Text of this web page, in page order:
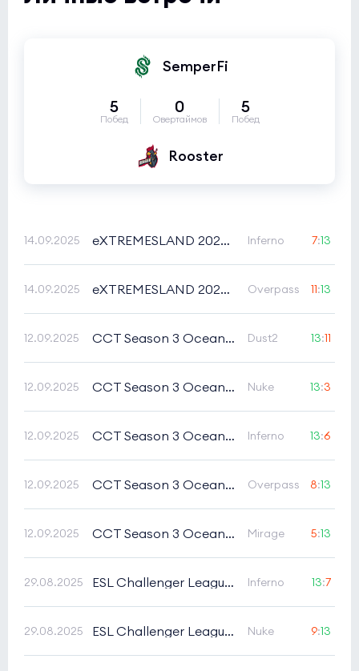
SemperFi
5
Побед
0
Овертаймов
5
Побед
Rooster
14.09.2025 eXTREMESLAND 2025 Oceania Closed Qualifier Inferno 7:13
14.09.2025 eXTREMESLAND 2025 Oceania Closed Qualifier Overpass 11:13
12.09.2025 CCT Season 3 Oceania Series 2 Dust2 13:11
12.09.2025 CCT Season 3 Oceania Series 2 Nuke 13:3
12.09.2025 CCT Season 3 Oceania Series 2 Inferno 13:6
12.09.2025 CCT Season 3 Oceania Series 2 Overpass 8:13
12.09.2025 CCT Season 3 Oceania Series 2 Mirage 5:13
29.08.2025 ESL Challenger League Season 50 Oceania Cup 1 Inferno 13:7
29.08.2025 ESL Challenger League Season 50 Oceania Cup 1 Nuke 9:13